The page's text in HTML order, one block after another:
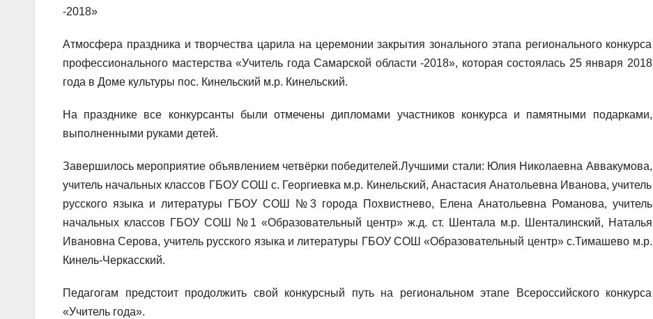
-2018»
Атмосфера праздника и творчества царила на церемонии закрытия зонального этапа регионального конкурса
профессионального мастерства «Учитель года Самарской области -2018», которая состоялась 25 января 2018
года в Доме культуры пос. Кинельский м.р. Кинельский.
На празднике все конкурсанты были отмечены дипломами участников конкурса и памятными подарками,
выполненными руками детей.
Завершилось мероприятие объявлением четвёрки победителей.Лучшими стали: Юлия Николаевна Аввакумова,
учитель начальных классов ГБОУ СОШ с. Георгиевка м.р. Кинельский, Анастасия Анатольевна Иванова, учитель
русского языка и литературы ГБОУ СОШ №3 города Похвистнево, Елена Анатольевна Романова, учитель
начальных классов ГБОУ СОШ №1 «Образовательный центр» ж.д. ст. Шентала м.р. Шенталинский, Наталья
Ивановна Серова, учитель русского языка и литературы ГБОУ СОШ «Образовательный центр» с.Тимашево м.р.
Кинель-Черкасский.
Педагогам предстоит продолжить свой конкурсный путь на региональном этапе Всероссийского конкурса
«Учитель года».